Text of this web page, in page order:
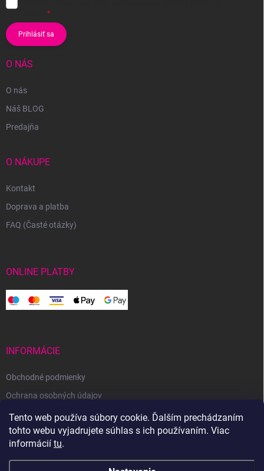
Tento web používa súbory cookie. Ďalším prechádzaním
tohto webu vyjadrujete súhlas s ich používaním. Viac
informácií tu.
Prihlásiť sa
O NÁS
O nás
Náš BLOG
Predajňa
O NÁKUPE
Kontakt
Doprava a platba
FAQ (Časté otázky)
ONLINE PLATBY
INFORMÁCIE
Obchodné podmienky
Ochrana osobných údajov
Reklamačný poriadok
Odstúpenie od zmluvy